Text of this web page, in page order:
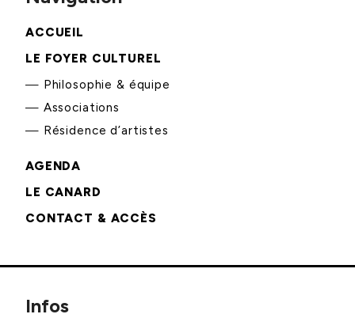
ACCUEIL
LE FOYER CULTUREL
Philosophie & équipe
Associations
Résidence d’artistes
AGENDA
LE CANARD
CONTACT & ACCÈS
Infos